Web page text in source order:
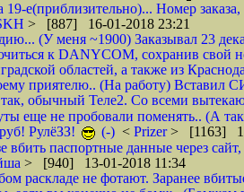
е(приблизительно)... Номер
> [887] 16-01-2018 23:21
(У меня ~1900) Заказывал 23
к DANYCOM, сохранив свой
областей, а также из
приятелю.. (На работу) Вставил
так, обычный Теле2. Со всеми
еще не пробовали поменять.. (А
РулёЗЗ!
(-) < Prizer> [1163]
вбить паспортные данные через
> [940] 13-01-2018 11:34
раскладе не фотают. Заранее